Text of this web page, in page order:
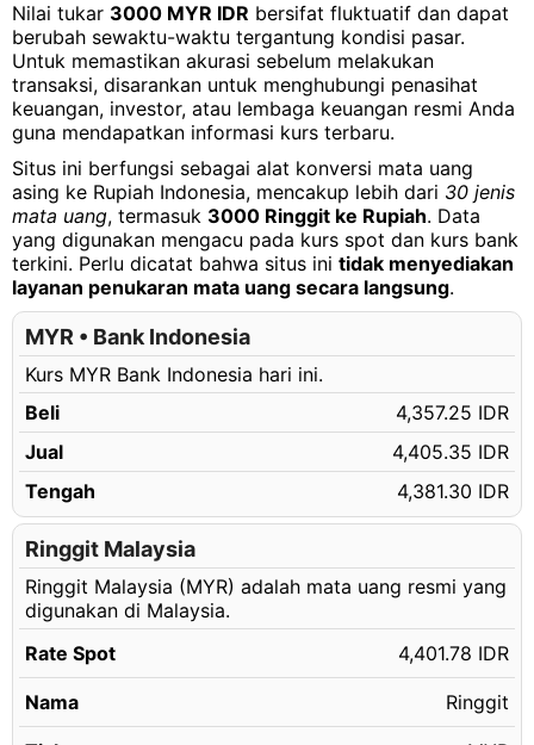
3000.05 MYR
Rp13,205,560.09 IDR
3000.06 MYR
Rp13,205,604.11 IDR
3000.07 MYR
Rp13,205,648.12 IDR
3000.08 MYR
Rp13,205,692.14 IDR
3000.09 MYR
Rp13,205,736.16 IDR
3000.10 MYR
Rp13,205,780.18 IDR
3000.11 MYR
Rp13,205,824.20 IDR
3000.12 MYR
Rp13,205,868.21 IDR
3000.13 MYR
3000.14 MYR
Rp13,205,956.25 IDR
3000.15 MYR
Rp13,206,000.27 IDR
3000.16 MYR
Rp13,206,044.28 IDR
3000.17 MYR
Rp13,206,088.30 IDR
3000.18 MYR
3000.19 MYR
Rp13,206,176.34 IDR
3000.20 MYR
Rp13,206,220.36 IDR
3000.21 MYR
Rp13,206,264.37 IDR
3000.22 MYR
Rp13,206,308.39 IDR
Nilai tukar 3000 MYR IDR bersifat fluktuatif dan dapat
berubah sewaktu-waktu tergantung kondisi pasar.
Untuk memastikan akurasi sebelum melakukan
transaksi, disarankan untuk menghubungi penasihat
keuangan, investor, atau lembaga keuangan resmi Anda
guna mendapatkan informasi kurs terbaru.
Situs ini berfungsi sebagai alat konversi mata uang
asing ke Rupiah Indonesia, mencakup lebih dari 30 jenis
mata uang, termasuk 3000 Ringgit ke Rupiah. Data
yang digunakan mengacu pada kurs spot dan kurs bank
terkini. Perlu dicatat bahwa situs ini tidak menyediakan
layanan penukaran mata uang secara langsung.
MYR • Bank Indonesia
Kurs MYR Bank Indonesia hari ini.
Beli
4,357.25 IDR
Jual
4,405.35 IDR
Tengah
4,381.30 IDR
Ringgit Malaysia
Ringgit Malaysia (MYR) adalah mata uang resmi yang
digunakan di Malaysia.
Rate Spot
4,401.78 IDR
Nama Ringgit